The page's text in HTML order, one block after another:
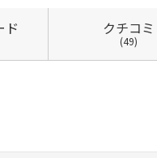
ド クチコミ
(49)